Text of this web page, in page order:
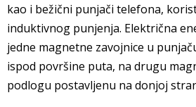
kao i bežični punjači telefona,
induktivnog punjenja. Električna
jedne magnetne zavojnice u
ispod površine puta, na drugu
podlogu postavljenu na donjoj